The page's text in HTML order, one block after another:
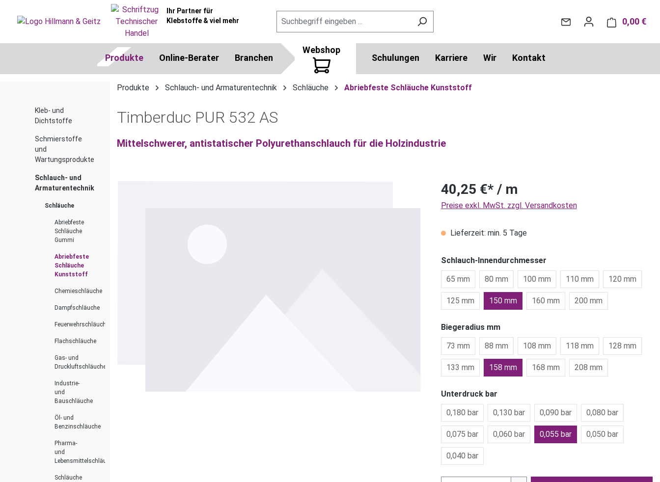
Zur Hauptnavigation springen
Ihr Partner für
Klebstoffe & viel mehr
0,00 €
Produkte Online-Berater Branchen
Webshop
Schulungen Karriere Wir Kontakt
Kleb- und
Dichtstoffe
Schmierstoffe
und
Wartungsprodukte
Schlauch- und
Armaturentechnik
Schläuche
Abriebfeste
Schläuche
Gummi
Abriebfeste
Schläuche
Kunststoff
Chemieschläuche
Dampfschläuche
Feuerwehrschläuche
Flachschläuche
Gas- und
Druckluftschläuche
Industrie-
und
Bauschläuche
Öl- und
Benzinschläuche
Pharma-
und
Lebensmittelschläuche
Schläuche
Produkte Schlauch- und Armaturentechnik Schläuche Abriebfeste Schläuche Kunststoff
Timberduc PUR 532 AS
Mittelschwerer, antistatischer Polyurethanschlauch für die Holzindustrie
40,25 €* / m
Preise exkl. MwSt. zzgl. Versandkosten
Lieferzeit: min. 5 Tage
Schlauch-Innendurchmesser
65 mm
80 mm 100 mm 110 mm 120 mm
125 mm 150 mm 160 mm 200 mm
Biegeradius mm
73 mm
88 mm 108 mm 118 mm 128 mm
133 mm 158 mm 168 mm 208 mm
Unterdruck bar
0,180 bar
0,130 bar 0,090 bar 0,080 bar
0,075 bar 0,060 bar 0,055 bar 0,050 bar
0,040 bar